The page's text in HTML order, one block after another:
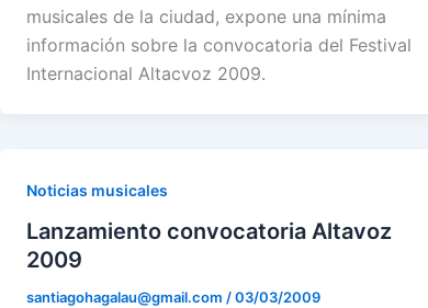
musicales de la ciudad, expone una mínima
información sobre la convocatoria del Festival
Internacional Altacvoz 2009.
Noticias musicales
Lanzamiento convocatoria Altavoz
2009
santiagohagalau@gmail.com /03/03/2009